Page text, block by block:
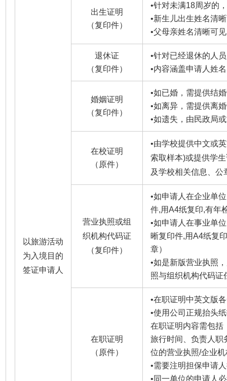
以旅游活动
为入境目的
签证申请人
出生证明
（复印件）
•针对未满18周岁的
•新生儿出生姓名清
•父母亲姓名清晰可见
退休证
（复印件）
•针对已经退休的人员
•内容涵盖申请人姓
婚姻证明
（复印件）
•如已婚，需提供结
•如离异，需提供离
•如遗失，由民政局
在校证明
（原件）
•由学校提供中文或
索取样本)或提供学
及学校相关信息、公
营业执照或组
织机构代码证
（复印件）
•如申请人在企业单
件,用A4纸复印,有年
•如申请人在事业单
晰复印件,用A4纸复
章）
•如是新版营业执照
照与组织机构代码证
在职证明
（原件）
•在职证明中英文版
•使用公司正规抬头
在职证明内容需包括
旅行时间、负责人职
位的营业执照/企业
•需要注明担保申请
•同一单位的申请人